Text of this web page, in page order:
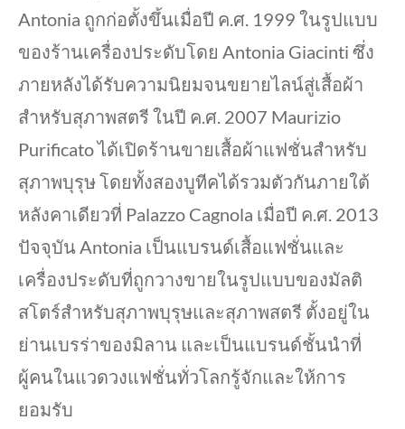
Antonia ถูกก่อตั้งขึ้นเมื่อปี ค.ศ. 1999 ในรูปแบบ
ของร้านเครื่องประดับโดย Antonia Giacinti ซึ่ง
ภายหลังได้รับความนิยมจนขยายไลน์สู่เสื้อผ้า
สำหรับสุภาพสตรี ในปี ค.ศ. 2007 Maurizio
Purificato ได้เปิดร้านขายเสื้อผ้าแฟชั่นสำหรับ
สุภาพบุรุษ โดยทั้งสองบูทีคได้รวมตัวกันภายใต้
หลังคาเดียวที่ Palazzo Cagnola เมื่อปี ค.ศ. 2013
ปัจจุบัน Antonia เป็นแบรนด์เสื้อแฟชั่นและ
เครื่องประดับที่ถูกวางขายในรูปแบบของมัลติ
สโตร์สำหรับสุภาพบุรุษและสุภาพสตรี ตั้งอยู่ใน
ย่านเบรร่าของมิลาน และเป็นแบรนด์ชั้นนำที่
ผู้คนในแวดวงแฟชั่นทั่วโลกรู้จักและให้การ
ยอมรับ